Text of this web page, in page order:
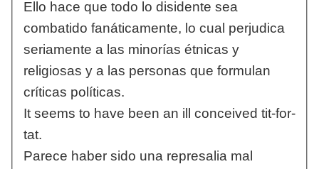
Ello hace que todo lo disidente sea
combatido fanáticamente, lo cual perjudica
seriamente a las minorías étnicas y
religiosas y a las personas que formulan
críticas políticas.
It seems to have been an ill conceived tit-for-
tat.
Parece haber sido una represalia mal